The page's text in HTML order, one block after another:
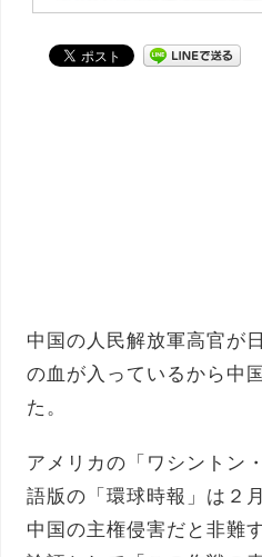
中国の人民解放軍高官が
の血が入っているから中
た。
アメリカの「ワシントン
語版の「環球時報」は２
中国の主権侵害だと非難